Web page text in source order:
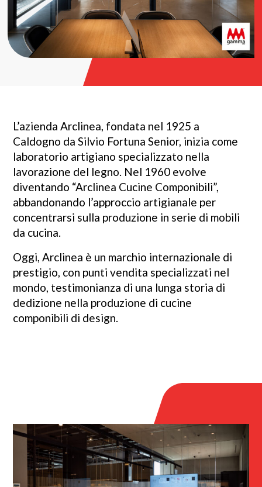
L’azienda Arclinea, fondata nel 1925 a
Caldogno da Silvio Fortuna Senior, inizia come
laboratorio artigiano specializzato nella
lavorazione del legno. Nel 1960 evolve
diventando “Arclinea Cucine Componibili”,
abbandonando l’approccio artigianale per
concentrarsi sulla produzione in serie di mobili
da cucina.
Oggi, Arclinea è un marchio internazionale di
prestigio, con punti vendita specializzati nel
mondo, testimonianza di una lunga storia di
dedizione nella produzione di cucine
componibili di design.